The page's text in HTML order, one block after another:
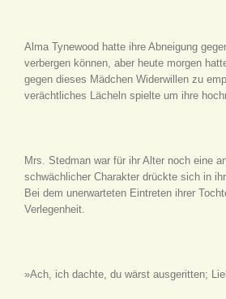
Alma Tynewood hatte ihre Abneigung
verbergen können, aber heute morgen
gegen dieses Mädchen Widerwillen zu
verächtliches Lächeln spielte um ihre
Mrs. Stedman war für ihr Alter noch eine
schwächlicher Charakter drückte sich in
Bei dem unerwarteten Eintreten ihrer
Verlegenheit.
»Ach, ich dachte, du wärst ausgeritten;